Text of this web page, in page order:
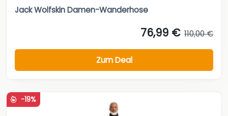
Jack Wolfskin Damen-Wanderhose
76,99 € 110,00 €
Zum Deal
-19%